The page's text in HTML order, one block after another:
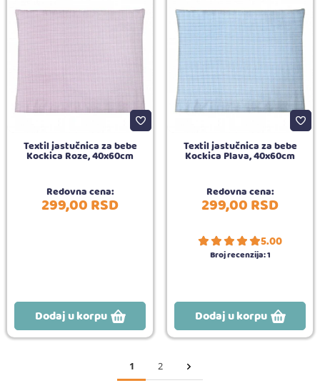
Textil jastučnica za bebe
Kockica Roze, 40x60cm
Redovna cena:
299,00RSD
Dodaj u korpu
Textil jastučnica za bebe
Kockica Plava, 40x60cm
Redovna cena:
299,00RSD
5.00
Broj recenzija:1
Dodaj u korpu
1 2